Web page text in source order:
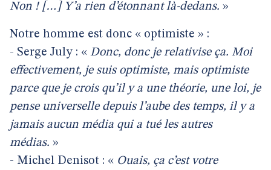
Non ! […] Y’a rien d’étonnant là-dedans. »
Notre homme est donc « optimiste » :
- Serge July : « Donc, donc je relativise ça. Moi
effectivement, je suis optimiste, mais optimiste
parce que je crois qu’il y a une théorie, une loi, je
pense universelle depuis l’aube des temps, il y a
jamais aucun média qui a tué les autres
médias. »
- Michel Denisot : « Ouais, ça c’est votre